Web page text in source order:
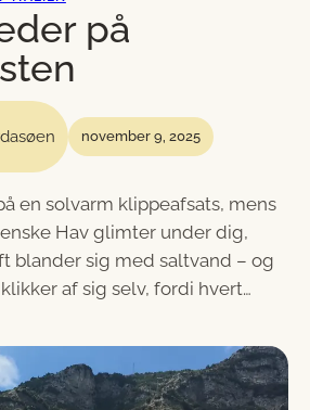
på
november 9, 2025
en solvarm klippeafsats, mens
Hav glimter under dig,
blander sig med saltvand – og
af sig selv, fordi hvert…